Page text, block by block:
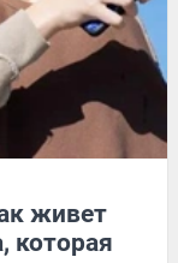
живет
которая